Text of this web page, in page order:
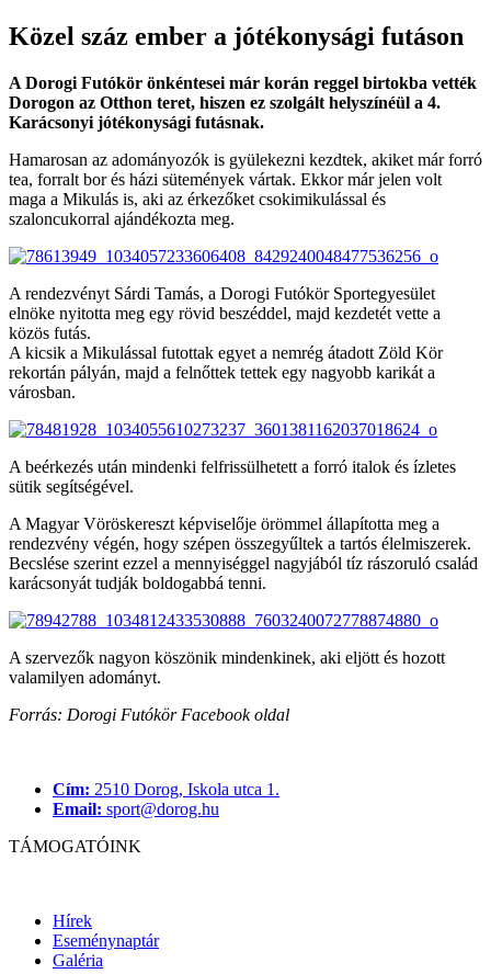
Közel száz ember a jótékonysági futáson
A Dorogi Futókör önkéntesei már korán reggel birtokba vették
Dorogon az Otthon teret, hiszen ez szolgált helyszínéül a 4.
Karácsonyi jótékonysági futásnak.
Hamarosan az adományozók is gyülekezni kezdtek, akiket már forró
tea, forralt bor és házi sütemények vártak. Ekkor már jelen volt
maga a Mikulás is, aki az érkezőket csokimikulással és
szaloncukorral ajándékozta meg.
A rendezvényt Sárdi Tamás, a Dorogi Futókör Sportegyesület
elnöke nyitotta meg egy rövid beszéddel, majd kezdetét vette a
közös futás.
A kicsik a Mikulással futottak egyet a nemrég átadott Zöld Kör
rekortán pályán, majd a felnőttek tettek egy nagyobb karikát a
városban.
A beérkezés után mindenki felfrissülhetett a forró italok és ízletes
sütik segítségével.
A Magyar Vöröskereszt képviselője örömmel állapította meg a
rendezvény végén, hogy szépen összegyűltek a tartós élelmiszerek.
Becslése szerint ezzel a mennyiséggel nagyjából tíz rászoruló család
karácsonyát tudják boldogabbá tenni.
A szervezők nagyon köszönik mindenkinek, aki eljött és hozott
valamilyen adományt.
Forrás: Dorogi Futókör Facebook oldal
Cím: 2510 Dorog, Iskola utca 1.
Email: sport@dorog.hu
TÁMOGATÓINK
Hírek
Eseménynaptár
Galéria